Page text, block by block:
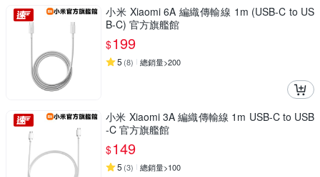
小米 Xiaomi 6A 編織傳輸線 1m (USB-C to US
B-C) 官方旗艦館
$199
5 (8) 總銷量>200
小米 Xiaomi 3A 編織傳輸線 1m USB-C to USB
-C 官方旗艦館
$149
5 (3) 總銷量>100